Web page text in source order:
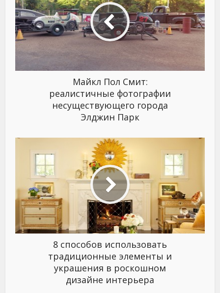
Майкл Пол Смит:
реалистичные фотографии
несуществующего города
Элджин Парк
8 способов использовать
традиционные элементы и
украшения в роскошном
дизайне интерьера